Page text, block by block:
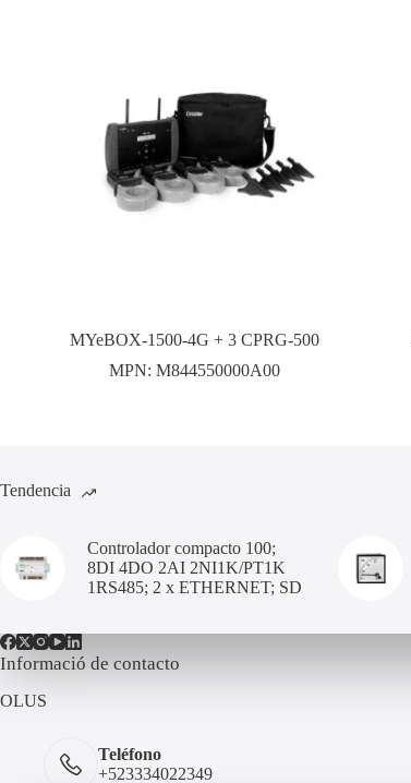
MYeBOX-1500-4G + 3 CPRG-500
MPN:M844550000A00
Tendencia
Controlador compacto 100;
8DI 4DO 2AI 2NI1K/PT1K
1RS485; 2 x ETHERNET; SD
Informació de contacto
OLUS
Teléfono
+523334022349